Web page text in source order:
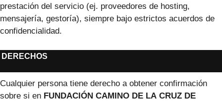
prestación del servicio (ej. proveedores de hosting,
mensajería, gestoría), siempre bajo estrictos acuerdos de
confidencialidad.
DERECHOS
Cualquier persona tiene derecho a obtener confirmación
sobre si en FUNDACIÓN CAMINO DE LA CRUZ DE